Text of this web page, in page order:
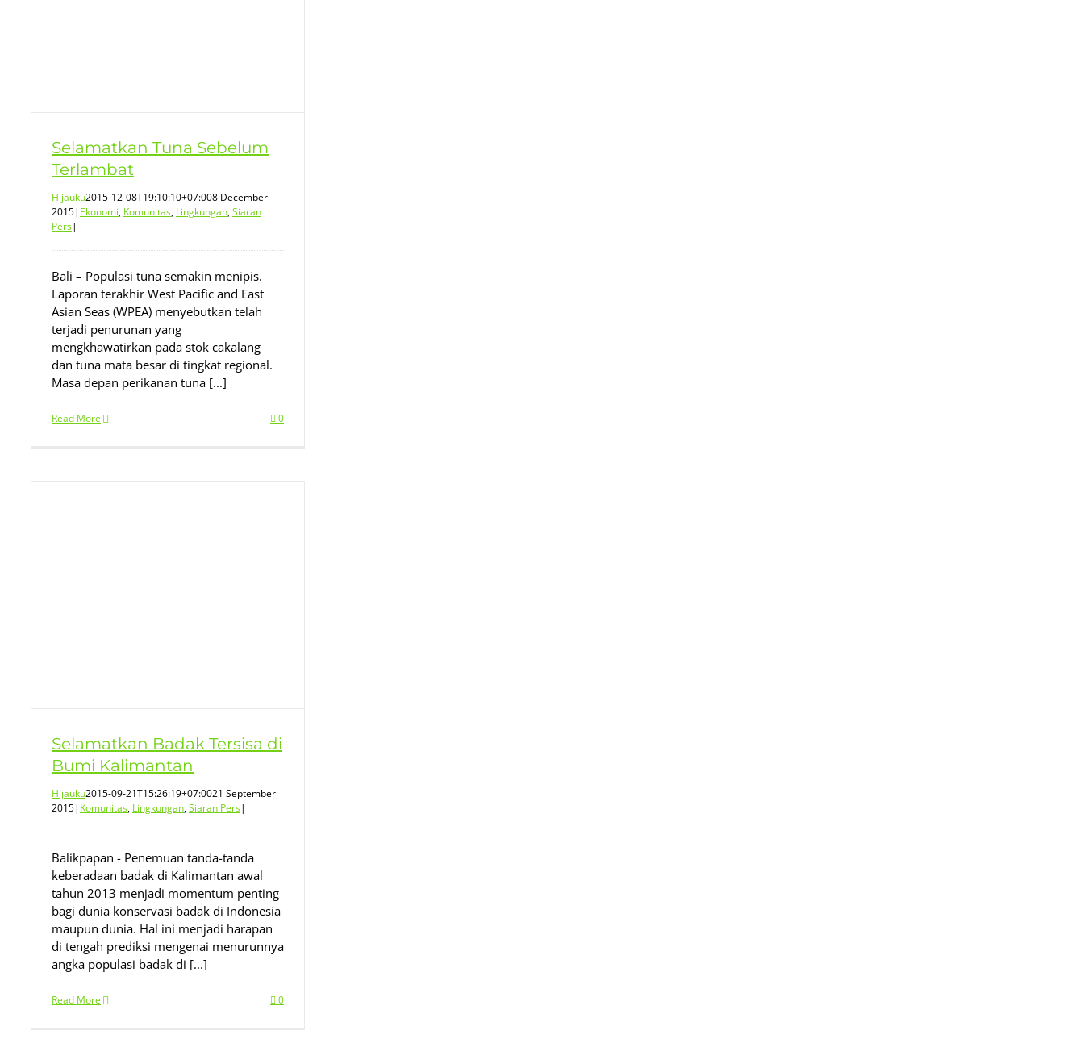
Selamatkan Tuna Sebelum
Terlambat
Hijauku2015-12-08T19:10:10+07:008 December
2015| Ekonomi, Komunitas, Lingkungan,Siaran
Pers|
Bali – Populasi tuna semakin menipis.
Laporan terakhir West Pacific and East
Asian Seas (WPEA) menyebutkan telah
terjadi penurunan yang
mengkhawatirkan pada stok cakalang
dan tuna mata besar di tingkat regional.
Masa depan perikanan tuna [...]
Read More 0
Selamatkan Badak Tersisa di
Bumi Kalimantan
Hijauku2015-09-21T15:26:19+07:0021 September
2015| Komunitas, Lingkungan,Siaran Pers|
Balikpapan - Penemuan tanda-tanda
keberadaan badak di Kalimantan awal
tahun 2013 menjadi momentum penting
bagi dunia konservasi badak di Indonesia
maupun dunia. Hal ini menjadi harapan
di tengah prediksi mengenai menurunnya
angka populasi badak di [...]
Read More 0